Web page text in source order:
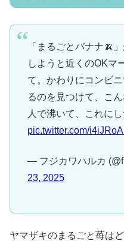
「まるごとバナナ🍌
しようと近くのOKマ
て。かわりにコンビ
るのを見つけて、こ
人で沸いて、これに
pic.twitter.com/
— フジカワハルカ
23, 2025
ヤマザキのまるごと苺は